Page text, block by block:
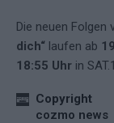
Die neuen Folgen
dich“ laufen ab
18:55 Uhr in
Copyright
cozmo news